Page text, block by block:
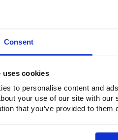
Consent
uses cookies
to personalise content and
your use of our site with
that you’ve provided to